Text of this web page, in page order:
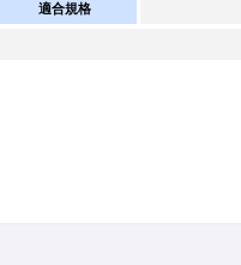
適合規格